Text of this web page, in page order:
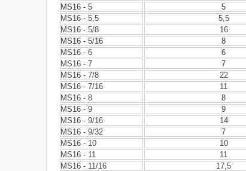
MS16 - 5
5
MS16 - 5,5
5,5
MS16 - 5/8
16
MS16 - 5/16
8
MS16 - 6
6
MS16 - 7
7
MS16 - 7/8
22
MS16 - 7/16
11
MS16 - 8
8
MS16 - 9
9
MS16 - 9/16
14
MS16 - 9/32
7
MS16 - 10
10
MS16 - 11
11
MS16 - 11/16
17,5